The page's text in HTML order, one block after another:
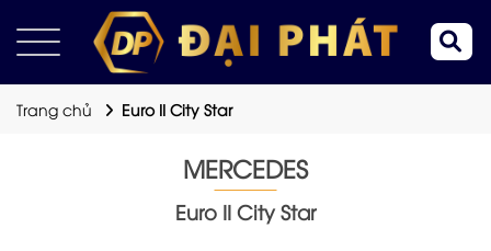
Trang chủ Euro II City Star
MERCEDES
Euro II City Star